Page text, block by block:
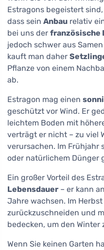
Estragons begeistert
dass sein Anbau relativ
bei uns der französische
jedoch schwer aus
kauft man daher
Pflanze von einem
ab.
Estragon mag einen
geschützt vor Wind. Er
leichtem Boden mit
verträgt er nicht – zu viel
verursachen. Im Frühjahr
oder natürlichem Dünger
Ein großer Vorteil des
Lebensdauer – er kann
Jahre wachsen. Im
zurückzuschneiden und
bedecken, um den Winter
Wenn Sie keinen Garten